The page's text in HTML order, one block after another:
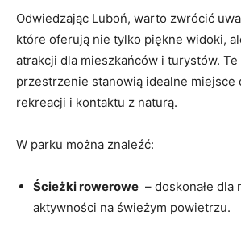
Odwiedzając Luboń, warto zwrócić
które oferują ⁤nie ​tylko ⁤piękne widoki,
⁤atrakcji dla mieszkańców i turystów.
przestrzenie stanowią idealne miejsce
rekreacji i kontaktu z‍ naturą.
W‍ parku można znaleźć:
Ścieżki rowerowe
– doskonałe ‍dla
aktywności na świeżym powietrzu.